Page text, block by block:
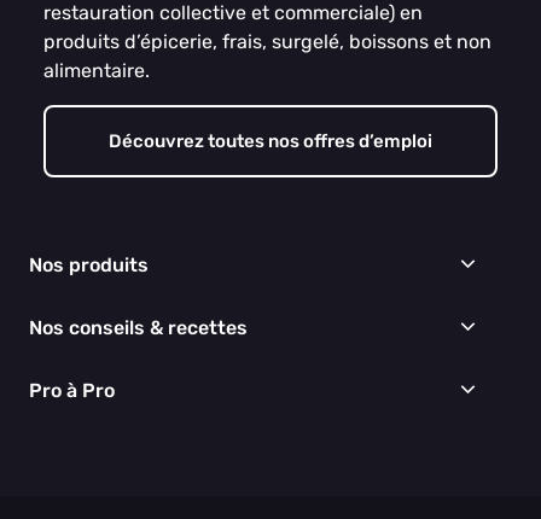
restauration collective et commerciale) en
produits d’épicerie, frais, surgelé, boissons et non
alimentaire.
Découvrez toutes nos offres d’emploi
Nos produits
Épicerie
Boissons
Nos conseils & recettes
Recettes
Pro à Pro